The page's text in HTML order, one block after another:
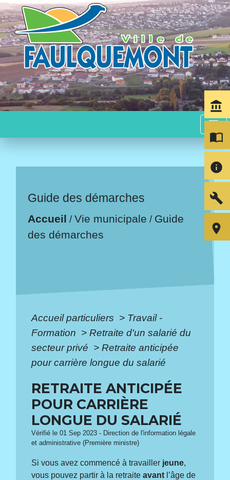
menu
Guide des démarches
Accueil /Vie municipale / Guide
des démarches
Accueil particuliers > Travail -
Formation > Retraite d'un salarié du
secteur privé > Retraite anticipée
pour carrière longue du salarié
RETRAITE ANTICIPÉE
POUR CARRIÈRE
LONGUE DU SALARIÉ
Vérifié le 01 Sep 2023 - Direction de l'information légale
et administrative (Première ministre)
Si vous avez commencé à travailler jeune,
vous pouvez partir à la retraiteavant l’âge de
account_balance
import_contacts
info
build
room